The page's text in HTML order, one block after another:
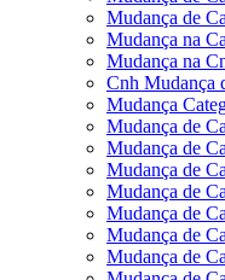
Mudança de
Mudança na
Mudança na
Cnh Mudança
Mudança
Mudança de
Mudança de
Mudança de
Mudança de
Mudança de
Mudança de
Mudança de